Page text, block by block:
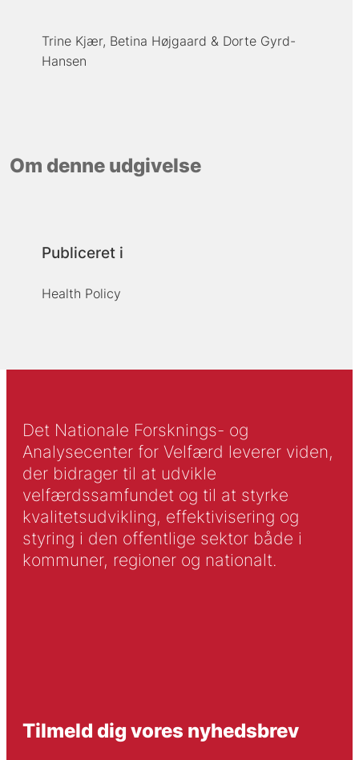
Trine Kjær Betina Højgaard
Dorte Gyrd-
Hansen
Om denne udgivelse
Publiceret i
Health Policy
Det Nationale Forsknings- og
Analysecenter for Velfærd leverer viden,
der bidrager til at udvikle
velfærdssamfundet og til at styrke
kvalitetsudvikling, effektivisering og
styring i den offentlige sektor både i
kommuner, regioner og nationalt.
Tilmeld dig vores nyhedsbrev